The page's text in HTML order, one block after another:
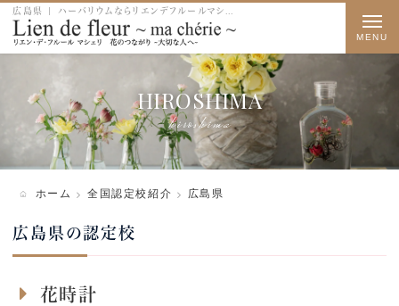
HIROSHIMA
hiroshima
ホーム 全国認定校紹介 広島県
広島県の認定校
花時計
t
o